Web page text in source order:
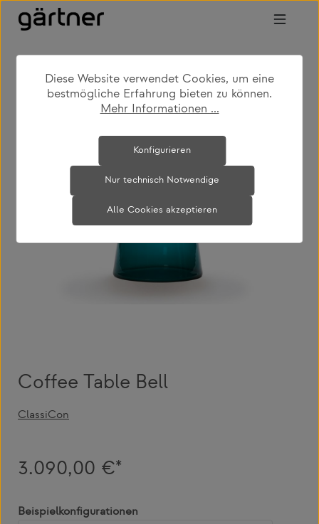
Zum Hauptinhalt springen
shop produkte
wohnen
couch- & beistelltische
Bildergalerie überspringen
Coffee Table Bell
ClassiCon
3.090,00 €*
Beispielkonfigurationen
Diese Website verwendet Cookies, um eine
bestmögliche Erfahrung bieten zu können.
Mehr Informationen ...
Nur technisch Notwendige
Konfigurieren
Alle Cookies akzeptieren